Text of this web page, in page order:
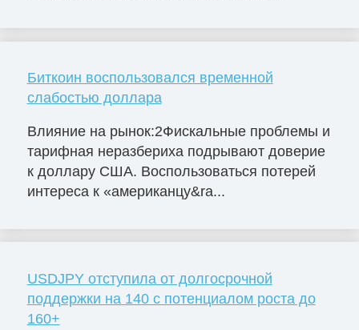
Биткоин воспользовался временной
слабостью доллара
Влияние на рынок:2Фискальные проблемы и
тарифная неразбериха подрывают доверие
к доллару США. Воспользоваться потерей
интереса к «американцу&ra...
USDJPY отступила от долгосрочной
поддержки на 140 с потенциалом роста до
160+